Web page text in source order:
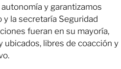
y garantizamos
la secretaría Seguridad
fueran en su mayoría,
ubicados, libres de coacción y